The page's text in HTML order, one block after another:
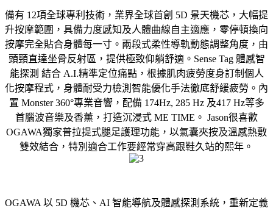
備有 12項全球專利技術，業界全球首創 5D 景天機芯，大幅提
升按摩範圍，具備力度感知及人體曲線自主適應，零停頓換向
按摩完全貼合身體每一寸。兩段式柔性導軌動態調整角度，由
頭頸直達坐骨反射區，提供極致仰躺舒適。Sense Tag 體感智
能探測 結合 A.I.精準定位痛點，根據肌肉疲勞度身訂制個人
化按摩程式，身體耐受力檢測智能優化手法徹底舒緩疲勞。內
置 Monster 360°專業音響，配備 174Hz, 285 Hz 及417 Hz等多
首腦波音樂及香薰，打造沉浸式 ME TIME。 Jason很喜歡
OGAWA獨家普拉提式腿足護理功能，以氣囊夾按及溫感熱敷
雙效結合，特別適合工作要經常穿高跟鞋久站的熙年。
OGAWA 以 5D 機芯、AI 智能導航及體感探測系統，重新定義